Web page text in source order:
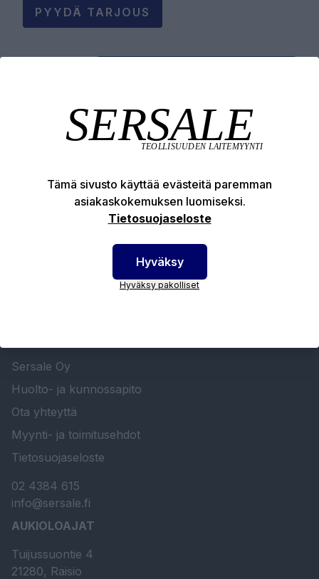
PYYDÄ TARJOUS
Tuotekuvaus
Tekniset edut
Sersale Oy
Huolto- ja kunnossapito
Ota yhteyttä
Myynti- ja toimitusehdot
Tietosuojaseloste
02 4384 615
info@sersale.fi
AUKIOLOAJAT
Tuijussuontie 4
21280, Raisio
Tämä sivusto käyttää evästeitä paremman
asiakaskokemuksen luomiseksi.
Tietosuojaseloste
Hyväksy
Hyväksy pakolliset